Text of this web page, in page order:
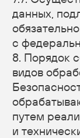
изменения
данных
бессрочно до
12.3. Актуальная
доступе
по адресу